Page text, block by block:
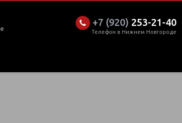
+7 (920) 253-21-40
Телефон в Нижнем Новгороде